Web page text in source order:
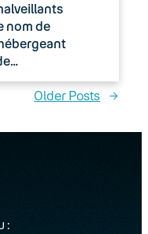
nom de
Older Posts →
: